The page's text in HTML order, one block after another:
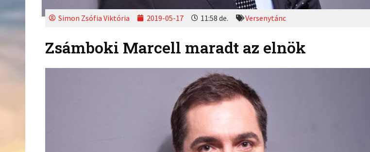
Simon Zsófia Viktória 2019-05-17 11:58 de. Versenytánc
Zsámboki Marcell maradt az elnök